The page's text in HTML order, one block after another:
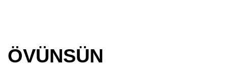
ÖVÜNSÜN